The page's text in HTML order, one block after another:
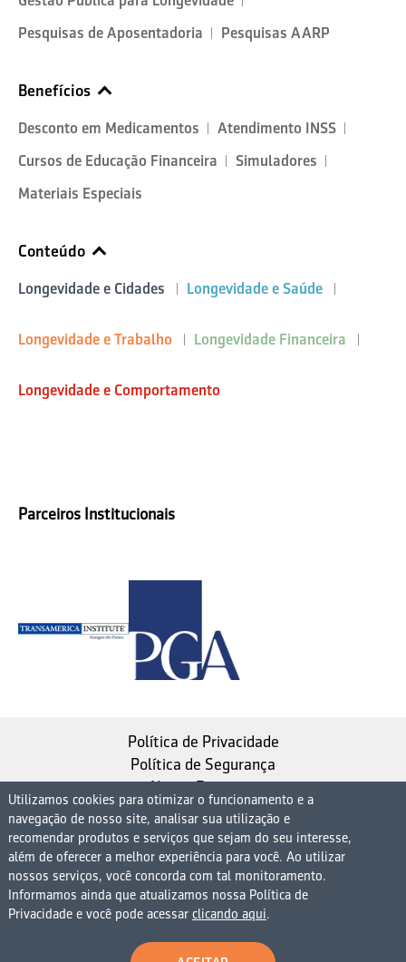
Pesquisas de Aposentadoria
Pesquisas AARP
Benefícios
Desconto em Medicamentos
Atendimento INSS
Cursos de Educação Financeira
Simuladores
Materiais Especiais
Conteúdo
Longevidade e Cidades Longevidade e Saúde
Longevidade e Trabalho Longevidade Financeira
Longevidade e Comportamento
Parceiros Institucionais
Política de Privacidade
Política de Segurança
Nosso Estatuto
Instituto de Longevidade MAG, uma empresa do
Grupo MAG
| CNPJ 08.474.765/0001-75
Avenida Presidente Juscelino Kubitschek, 1830, 15º
andar bloco 1 (parte), Condomínio Edifício São Luiz -
Vila Nova Conceição
Utilizamos cookies para otimizar o funcionamento e a
navegação de nosso site, analisar sua utilização e
recomendar produtos e serviços que sejam do seu interesse,
além de oferecer a melhor experiência para você. Ao utilizar
nossos serviços, você concorda com tal monitoramento.
Informamos ainda que atualizamos nossa Política de
Privacidade e você pode acessar clicando aqui.